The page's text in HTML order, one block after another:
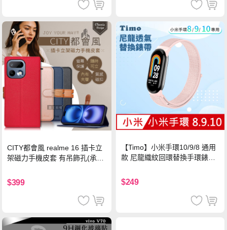
CITY都會風 realme 16 插卡立
架磁力手機皮套 有吊飾孔(承諾
$399
【Timo】小米手環10/9/8 通用
款 尼龍織紋回環替換手環錶帶-
$249